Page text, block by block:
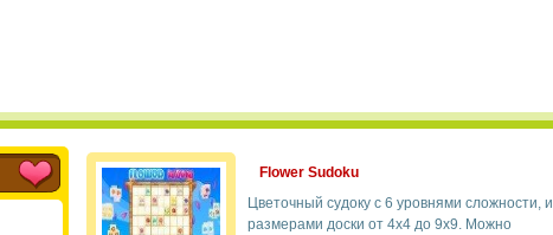
Flower Sudoku
Цветочный судоку с 6 уровнями сложности, и
размерами доски от 4x4 до 9x9. Можно